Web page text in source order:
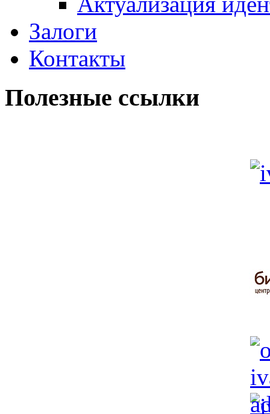
Залоги
Контакты
Полезные ссылки